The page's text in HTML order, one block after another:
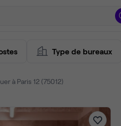
à Paris 12 (75012)